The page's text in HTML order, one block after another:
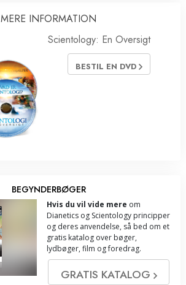
MERE INFORMATION
Scientology: En Oversigt
BESTIL EN DVD
BEGYNDERBØGER
Hvis du vil vide mere om
Dianetics og Scientology principper
og deres anvendelse, så bed om et
gratis katalog over bøger,
lydbøger, film og foredrag.
GRATIS KATALOG